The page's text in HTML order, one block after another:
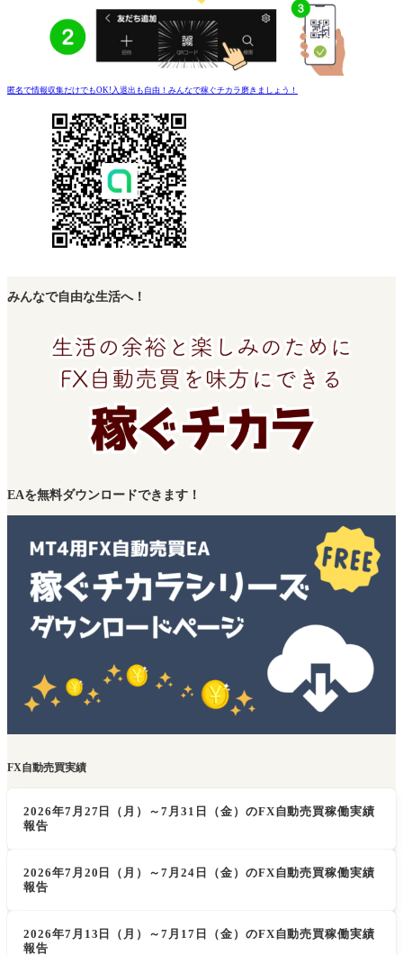
匿名で情報収集だけでもOK!入退出も自由！みんなで稼ぐチカラ磨きましょう！
みんなで自由な生活へ！
EAを無料ダウンロードできます！
FX自動売買実績
2026年7月27日（月）～7月31日（金）のFX自動売買稼働実績
報告
2026年7月20日（月）～7月24日（金）のFX自動売買稼働実績
報告
2026年7月13日（月）～7月17日（金）のFX自動売買稼働実績
報告